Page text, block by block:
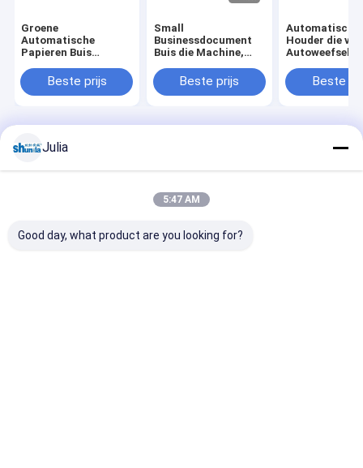
Groene
Automatische
Papieren Buis
Snelheid 70 - 80
STUKS / MIN
Beste prijs
Small
Businessdocument
Buis die Machine,
Kopdiameter 90mm
vormen
Beste prijs
Automatisch
Houder die
Autoweefsel
Cilinderdoos
met Ultrasone
Beste
Fabriek.Copyright © 2026 HAINING CHENGDA MACHINERY CO.LTD.
All Rights Reserved.
Julia
5:47 AM
Good day, what product are you looking for?